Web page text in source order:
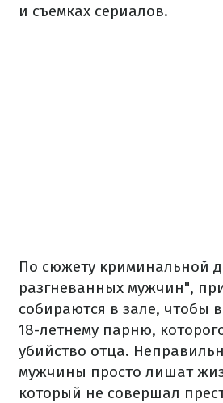
и съемках сериалов.
По сюжету криминальной
разгневанных мужчин",
собираются в зале, чтобы
18-летнему парню,
убийство отца.
мужчины просто лишат
который не совершал